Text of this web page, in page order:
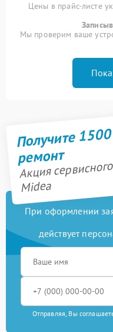
Цены в прайс-листе
Мы проверим ваше
Получите
ремонт
Акция
Midea
При оформлении
действует
Отправляя, Вы